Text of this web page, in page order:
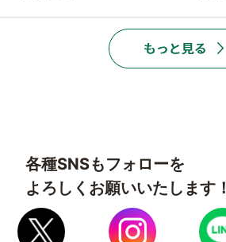
各種SNSもフォローを
よろしくお願いいたします！